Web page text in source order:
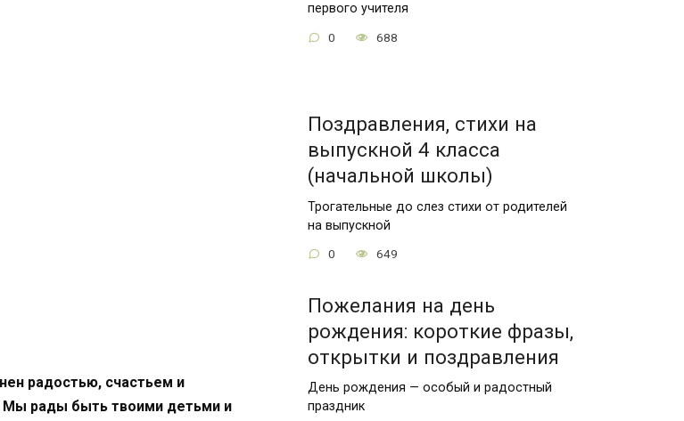
радостью, счастьем и
Мы рады быть твоими детьми и
первого учителя
0 688
Поздравления, стихи на
выпускной 4 класса
(начальной школы)
Трогательные до слез стихи от родителей
на выпускной
0 649
Пожелания на день
рождения: короткие фразы,
открытки и поздравления
День рождения — особый и радостный
праздник